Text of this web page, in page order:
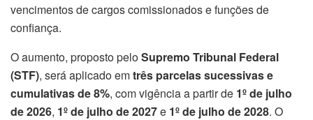
vencimentos de cargos comissionados e funções de
confiança.
O aumento, proposto peloSupremo Tribunal Federal
(STF), será aplicado emtrês parcelas sucessivas e
cumulativas de 8%, com vigência a partir de 1º de julho
de 2026, 1º de julho de 2027e 1º de julho de 2028. O